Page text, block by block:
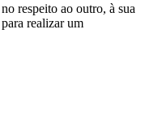
respeito ao outro, à sua
realizar um